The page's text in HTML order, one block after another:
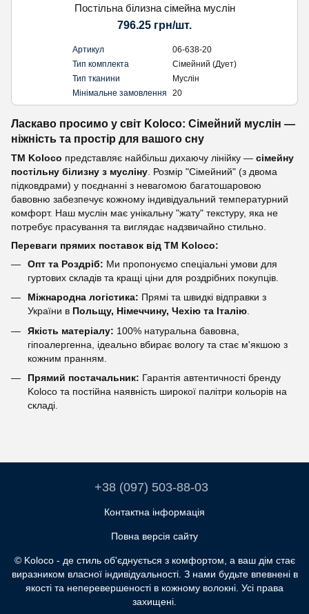
Постільна білизна сімейна муслін
796.25 грн/шт.
Артикул
06-638-20
Тип комплекта
Сімейний (Дует)
Тип тканини
Муслін
Мінімальне замовлення
20
Ласкаво просимо у світ Koloсo: Сімейний муслін —
ніжність та простір для вашого сну
ТМ Koloco представляє найбільш дихаючу лінійку — сімейну
постільну білизну з мусліну . Розмір "Сімейний" (з двома
підковдрами) у поєднанні з невагомою багатошаровою
бавовню забезпечує кожному індивідуальний температурний
комфорт. Наш муслін має унікальну "жату" текстуру, яка не
потребує прасування та виглядає надзвичайно стильно.
Переваги прямих поставок від ТМ Koloco:
Опт та Роздріб: Ми пропонуємо спеціальні умови для
гуртових складів та кращі ціни для роздрібних покупців.
Міжнародна логістика: Прямі та швидкі відправки з
України в Польщу, Німеччину, Чехію та Італію.
Якість матеріалу: 100% натуральна бавовна,
гіпоалергенна, ідеально вбирає вологу та стає м'якшою з
кожним пранням.
Прямий постачальник: Гарантія автентичності бренду
Koloco та постійна наявність широкої палітри кольорів на
складі.
+38 (097) 503-88-03
Контактна інформація
Повна версія сайту
© Koloco - де стиль об'єднується з комфортом, а ваш дім стає
виразником власної індивідуальності. З нами будьте впевнені в
якості та неперевершеності в кожному волокні. Усі права
захищені.